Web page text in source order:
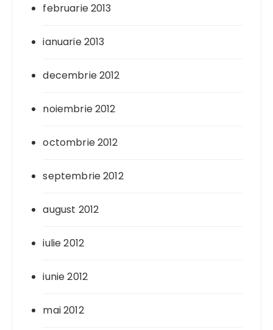
februarie 2013
ianuarie 2013
decembrie 2012
noiembrie 2012
octombrie 2012
septembrie 2012
august 2012
iulie 2012
iunie 2012
mai 2012